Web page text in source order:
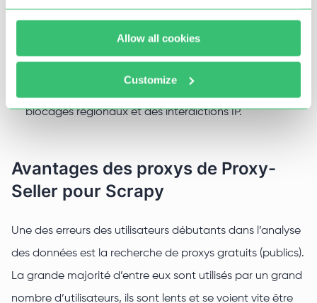
Allow all cookies
Customize
données;
Contournement des algorithmes de sécurité,
blocages régionaux et des interdictions IP.
Avantages des proxys de Proxy-
Seller pour Scrapy
Une des erreurs des utilisateurs débutants dans l’analyse
des données est la recherche de proxys gratuits (publics).
La grande majorité d’entre eux sont utilisés par un grand
nombre d’utilisateurs, ils sont lents et se voient vite être